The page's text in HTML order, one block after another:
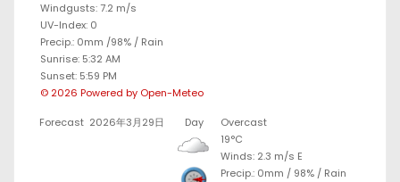
Windgusts: 7.2 m/s
UV-Index: 0
Precip.: 0mm /98% / Rain
Sunrise: 5:32 AM
Sunset: 5:59 PM
© 2026 Powered by Open-Meteo
Forecast 2026年3月29日 Day
Overcast
19°C
Winds: 2.3 m/s E
Precip.: 0mm / 98% / Rain